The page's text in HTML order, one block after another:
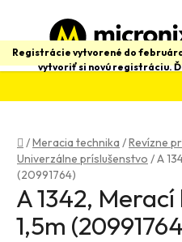
obsah
Registrácie vytvorené do
vytvoriť si novú registráciu.
Domov
/Meracia technika /Revízne
Univerzálne príslušenstvo /A
(20991764)
A 1342,
1,5m